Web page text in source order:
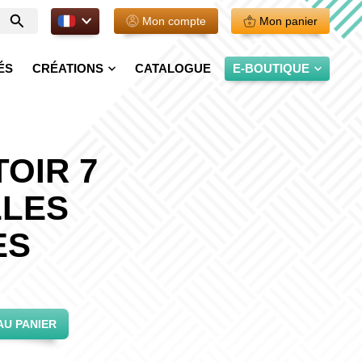
Entrer
votre
FR. Mon compte Mon panier
CRÉATIONS CATALOGUE E-BOUTIQUE
7
PANIER